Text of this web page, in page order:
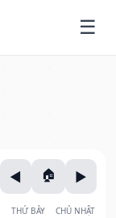
THỨ BẢY CHỦ NHẬT